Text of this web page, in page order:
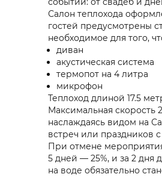
Салон теплохода
гостей предусмотрены
необходимое для того,
диван
акустическая система
термопот на 4 литра
микрофон
Теплоход длиной 17.5
Максимальная скорость
наслаждаясь видом на
встреч или праздников
При отмене
5 дней — 25%, и за 2 дня
на воде обязательно